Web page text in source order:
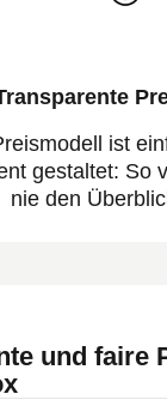
ist
gestaltet: So
nie den
und faire